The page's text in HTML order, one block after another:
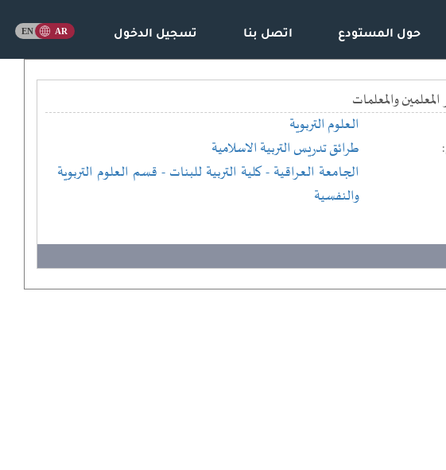
حول المستودع اتصل بنا تسجيل الدخول
والمعلمات
العلوم التربوية
طرائق تدريس التربية الاسلامية
الجامعة العراقية - كلية التربية للبنات - قسم العلوم التربوية
والنفسية